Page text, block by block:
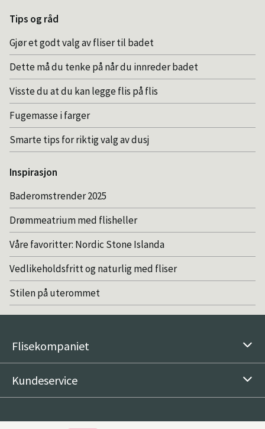
Tips og råd
Gjør et godt valg av fliser til badet
Dette må du tenke på når du innreder badet
Visste du at du kan legge flis på flis
Fugemasse i farger
Smarte tips for riktig valg av dusj
Inspirasjon
Baderomstrender 2025
Drømmeatrium med flisheller
Våre favoritter: Nordic Stone Islanda
Vedlikeholdsfritt og naturlig med fliser
Stilen på uterommet
Flisekompaniet
Kundeservice